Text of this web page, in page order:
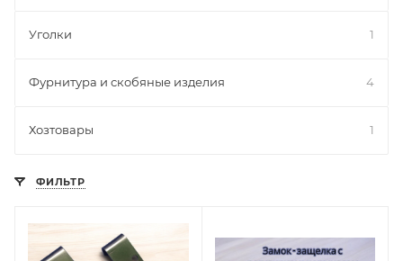
Уголки 1
Фурнитура и скобяные изделия 4
Хозтовары 1
ФИЛЬТР